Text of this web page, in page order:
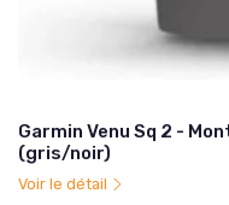
Garmin Venu Sq 2 -
(gris/noir)
Voir le détail